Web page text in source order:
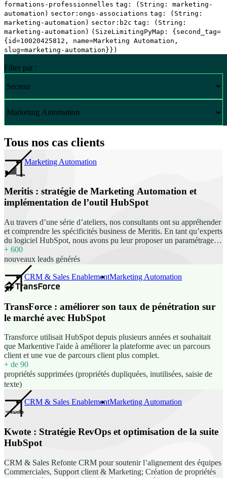
formations-professionnelles tag: (String: marketing-
automation) sector:ongs-associations tag: (String:
marketing-automation) sector:b2c tag: (String:
marketing-automation) (SizeLimitingPyMap: {second_tag=
{id=10020425812, name=Marketing Automation,
slug=marketing-automation}})
Filter par :
Tous nos cas clients
Marketing Automation
Meritis : stratégie de Marketing Automation et
implémentation de l’outil HubSpot
Au travers d’une série d’ateliers, nos consultants ont su appréhender
et comprendre les spécificités business de Meritis. En tant qu’experts
du logiciel HubSpot, nous avons pu leur proposer un paramétrage
personnalisé répondant à leurs besoins d’utilisation. Conseil dans le
choix de l’outil de marketing automation ; Structuration et import
des bases de données existantes ; Paramétrage des champs
personnalisés et de la vue des fiches d’informations ; Construction
de templates de landing page, thank you page, emails ; Mise en
place de workflows pour différents cas d’usages (qualification de la
base, passage des leads en MQLs, événement…) ; Mise en place
d’automatisations diverses (tâches, notifications, workflows pour la
gestion de la base de données…) ; Mise en place de reportings ;
; Formation des équipes pour garantir l’adoption. Un mot de Meritis
“Nous sommes accompagnés depuis 2 mois par l'agence Markentive
pour implémenter un outil de marketing automation, avec le duo
Christian et Florine en gestion de projet. Nous avons finalement
choisi (sans grande surprise) l'outil HubSpot et sommes très satisfaits
de notre choix. L'implémentation se passe très bien jusqu'ici, et la
formation a été très claire pour toute l'équipe qui est très contente. Il
reste encore un tout petit bout de chemin à parcourir à la rentrée
avant d'avoir parfaitement pris en main l'outil et activé toutes les
finaliser le projet dans les temps. Un grand merci donc !” Carolane
GUYON, Responsable Marketing digital, Meritis
+ 600
nouveaux leads générés
CRM & Sales EnablementMarketing Automation
TransForce : améliorer son taux de pénétration sur
le marché avec HubSpot
Transforce utilisait HubSpot depuis plusieurs années et souhaitait
que Markentive l'aide à améliorer la plateforme avec un parcours
client et une vue de parcours client plus complet.
+ de 90
propriétés supprimées (propriétés dupliquées, inutilisées, saisie de
texte)
CRM & Sales EnablementMarketing Automation
Kwote : Stratégie RevOps et optimisation de la suite
HubSpot
CRM & Sales Refonte CRM pour soutenir l’alignement des équipes
Commerciales, Support client & Marketing; Création de propriétés